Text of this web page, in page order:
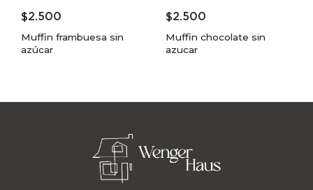
$2.500
Muffin frambuesa sin
azúcar
$2.500
Muffin chocolate sin
azucar